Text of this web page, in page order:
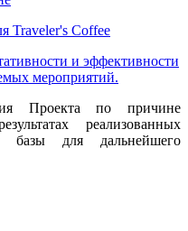
Traveler's Coffee
и эффективности
мероприятий.
Проекта по причине
реализованных
базы для дальнейшего